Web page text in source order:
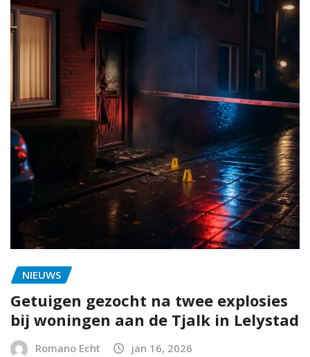
NIEUWS
Getuigen gezocht na twee explosies
bij woningen aan de Tjalk in Lelystad
Romano Echt jan 16, 2026